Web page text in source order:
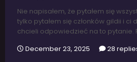
Nie napisałem, że pytałem się
tylko pytałem się członków gildii i ci
chcieli odpowiedzieć na to pytanie.
December 23, 2025
28